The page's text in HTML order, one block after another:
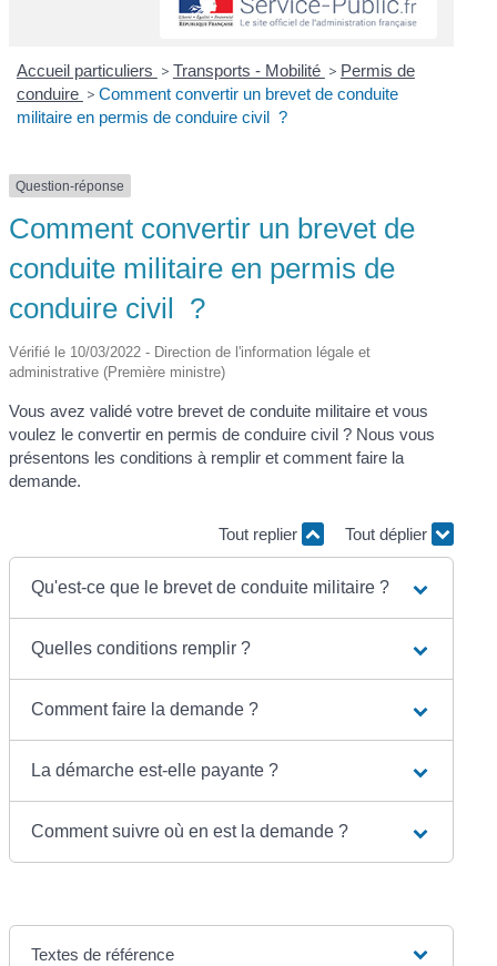
Accueil particuliers > Transports - Mobilité > Permis de
conduire > Comment convertir un brevet de conduite
militaire en permis de conduire civil ?
Question-réponse
Comment convertir un brevet de
conduite militaire en permis de
conduire civil ?
Vérifié le 10/03/2022 - Direction de l'information légale et
administrative (Première ministre)
Vous avez validé votre brevet de conduite militaire et vous
voulez le convertir en permis de conduire civil ? Nous vous
présentons les conditions à remplir et comment faire la
demande.
Tout replier Tout déplier
Qu'est-ce que le brevet de conduite militaire ?
Quelles conditions remplir ?
Comment faire la demande ?
La démarche est-elle payante ?
Comment suivre où en est la demande ?
Textes de référence